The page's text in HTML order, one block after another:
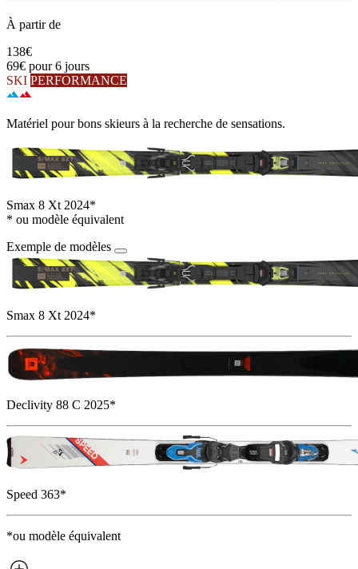
À partir de
138€
69€ pour 6 jours
SKI PERFORMANCE
Matériel pour bons skieurs à la recherche de sensations.
Smax 8 Xt 2024*
* ou modèle équivalent
Exemple de modèles
Smax 8 Xt 2024*
Declivity 88 C 2025*
Speed 363*
*ou modèle équivalent